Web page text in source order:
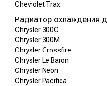
Chevrolet Trax
Радиатор охлаждения
Chrysler 300C
Chrysler 300M
Chrysler Crossfire
Chrysler Le Baron
Chrysler Neon
Chrysler Pacifica